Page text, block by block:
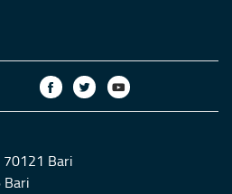
70121 Bari
Bari